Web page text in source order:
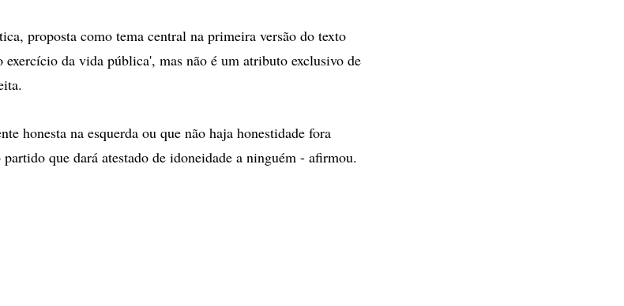
proposta como tema central na primeira versão do texto
exercício da vida pública', mas não é um atributo exclusivo de
honesta na esquerda ou que não haja honestidade fora
que dará atestado de idoneidade a ninguém - afirmou.